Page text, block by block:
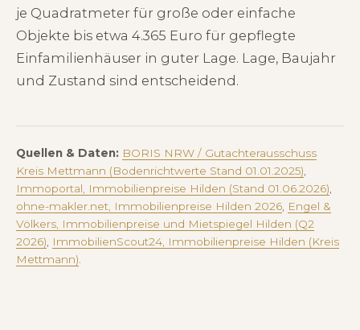
je Quadratmeter für große oder einfache
Objekte bis etwa 4.365 Euro für gepflegte
Einfamilienhäuser in guter Lage. Lage, Baujahr
und Zustand sind entscheidend.
Quellen & Daten: BORIS NRW / Gutachterausschuss
Kreis Mettmann (Bodenrichtwerte Stand 01.01.2025),
Immoportal, Immobilienpreise Hilden (Stand 01.06.2026),
ohne-makler.net, Immobilienpreise Hilden 2026, Engel &
Völkers, Immobilienpreise und Mietspiegel Hilden (Q2
2026), ImmobilienScout24, Immobilienpreise Hilden (Kreis
Mettmann).